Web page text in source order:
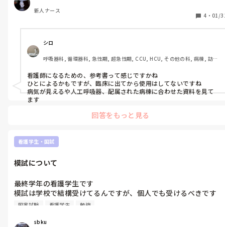
新人ナース
4 ・ 01/
シロ
呼吸器科, 循環器科, 急性期, 超急性期, CCU, HCU, その他の科, 病棟, 訪問
看護師になるための、参考書って感じですかね
ひとによるかもですが、臨床に出てから使用はしてないですね
病気が見えるや人工呼吸器、配属された病棟に合わせた資料を見て
ます
回答をもっと見る
看護学生・国試
模試について
最終学年の看護学生です
模試は学校で結構受けてるんですが、個人でも受けるべきです
か？？
先輩方よろしくお願いします。
国家試験 看護学生 勉強
sbku